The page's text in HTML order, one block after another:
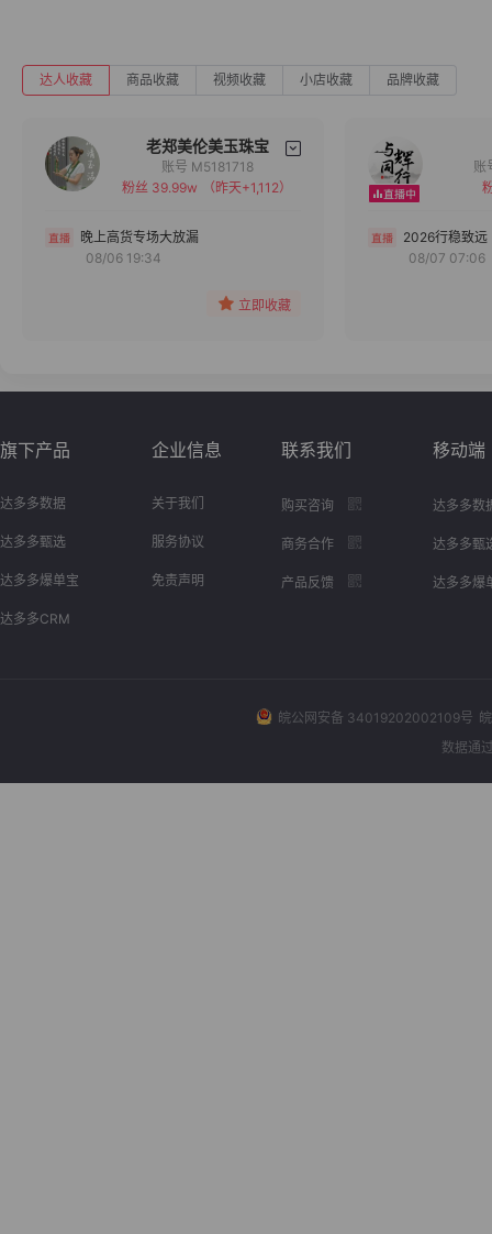
达人收藏 商品收藏 视频收藏 小店收藏 品牌收藏
老郑美伦美玉珠宝
备注
分组
账号 M5181718
粉丝 39.99w
（昨天+1,112）
晚上高货专场大放漏
08/06 19:34
立即收藏
2026行稳致远
08/07 07:06
旗下产品
达多多数据
达多多甄选
达多多爆单宝
达多多CRM
企业信息
关于我们
服务协议
免责声明
联系我们
购买咨询
商务合作
产品反馈
移动端
达多多数
达多多甄
达多多爆
皖公网安备 34019202002109号
数据通